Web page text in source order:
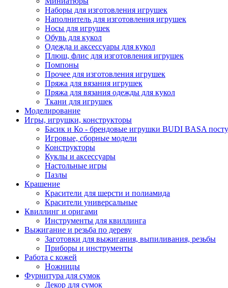
Наборы для изготовления игрушек
Наполнитель для изготовления игрушек
Носы для игрушек
Обувь для кукол
Одежда и аксессуары для кукол
Плюш, флис для изготовления игрушек
Помпоны
Прочее для изготовления игрушек
Пряжа для вязания игрушек
Пряжа для вязания одежды для кукол
Ткани для игрушек
Моделирование
Игры, игрушки, конструкторы
Басик и Ко - брендовые игрушки BUDI BASA
Игровые, сборные модели
Конструкторы
Куклы и аксессуары
Настольные игры
Пазлы
Крашение
Красители для шерсти и полиамида
Красители универсальные
Квиллинг и оригами
Инструменты для квиллинга
Выжигание и резьба по дереву
Заготовки для выжигания, выпиливания, резьбы
Приборы и инструменты
Работа с кожей
Ножницы
Фурнитура для сумок
Декор для сумок